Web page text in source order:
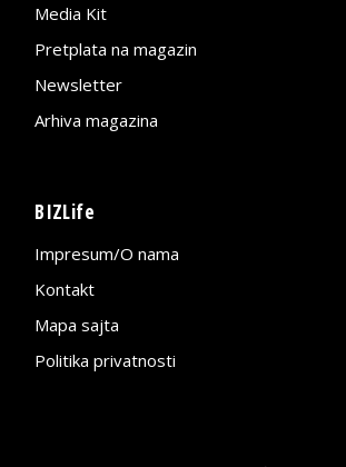
Media Kit
Pretplata na magazin
Newsletter
Arhiva magazina
BIZLife
Impresum/O nama
Kontakt
Mapa sajta
Politika privatnosti